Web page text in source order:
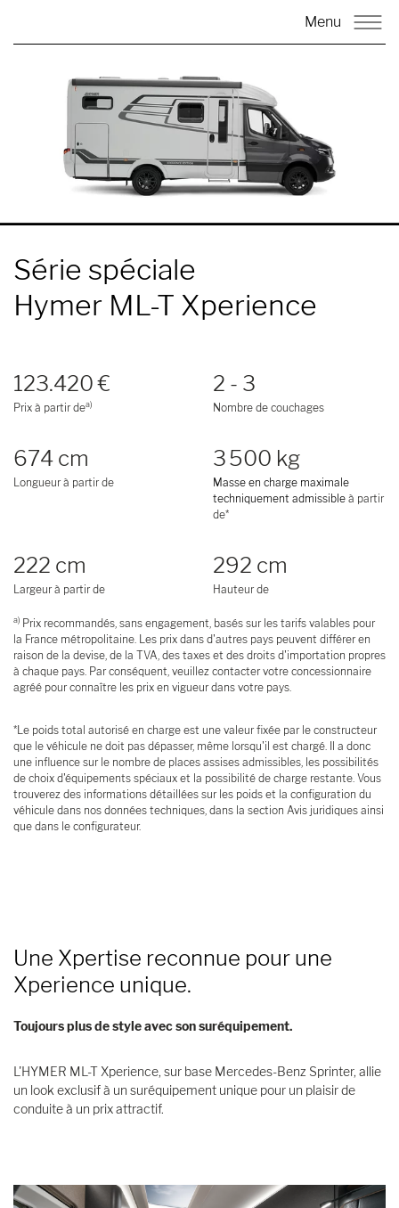
Menu
Série spéciale
Hymer ML-T Xperience
123.420 €
Prix à partir dea)
2 - 3
Nombre de couchages
674 cm
Longueur à partir de
3 500 kg
Masse en charge maximale
techniquement admissible à partir
de*
222 cm
Largeur à partir de
292 cm
Hauteur de
a) Prix recommandés, sans engagement, basés sur les tarifs valables pour
la France métropolitaine. Les prix dans d'autres pays peuvent différer en
raison de la devise, de la TVA, des taxes et des droits d'importation propres
à chaque pays. Par conséquent, veuillez contacter votre concessionnaire
agréé pour connaître les prix en vigueur dans votre pays.
*Le poids total autorisé en charge est une valeur fixée par le constructeur
que le véhicule ne doit pas dépasser, même lorsqu'il est chargé. Il a donc
une influence sur le nombre de places assises admissibles, les possibilités
de choix d'équipements spéciaux et la possibilité de charge restante. Vous
trouverez des informations détaillées sur les poids et la configuration du
véhicule dans nos données techniques, dans la section Avis juridiques ainsi
que dans le configurateur.
Une Xpertise reconnue pour une
Xperience unique.
Toujours plus de style avec son suréquipement.
L'HYMER ML-T Xperience, sur base Mercedes-Benz Sprinter, allie
un look exclusif à un suréquipement unique pour un plaisir de
conduite à un prix attractif.